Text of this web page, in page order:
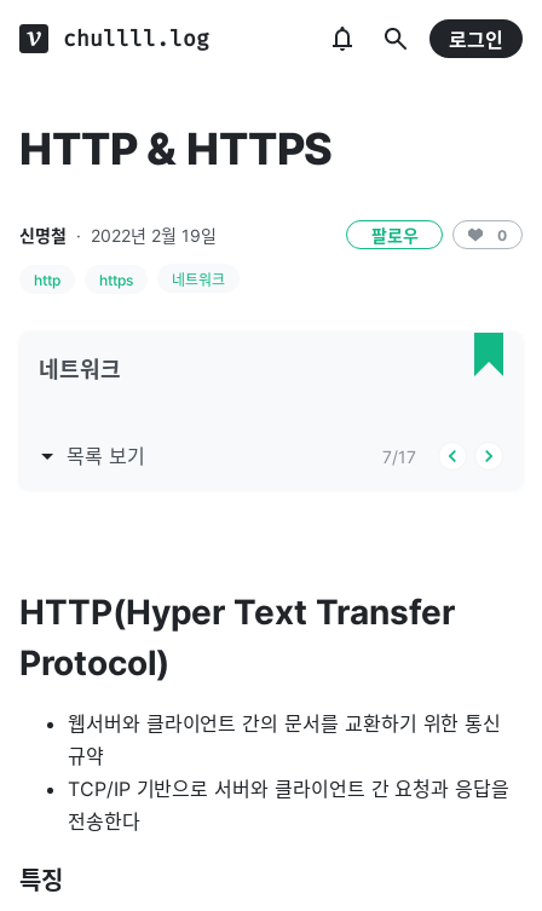
chullll.log 로그인
HTTP & HTTPS
신명철 · 2022년 2월 19일 팔로우 0
http https 네트워크
네트워크
목록 보기 7/17
HTTP(Hyper Text Transfer
Protocol)
웹서버와 클라이언트 간의 문서를 교환하기 위한 통신
규약
TCP/IP 기반으로 서버와 클라이언트 간 요청과 응답을
전송한다
특징